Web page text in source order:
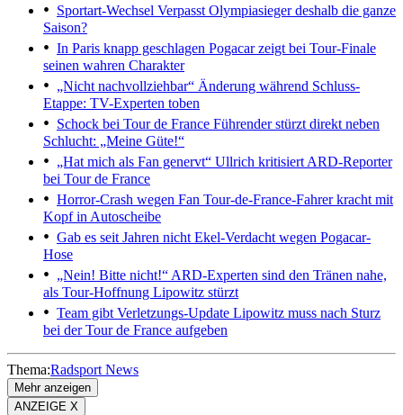
Sportart-Wechsel Verpasst Olympiasieger deshalb die ganze
Saison?
In Paris knapp geschlagen Pogacar zeigt bei Tour-Finale
seinen wahren Charakter
„Nicht nachvollziehbar“ Änderung während Schluss-
Etappe: TV-Experten toben
Schock bei Tour de France Führender stürzt direkt neben
Schlucht: „Meine Güte!“
„Hat mich als Fan genervt“ Ullrich kritisiert ARD-Reporter
bei Tour de France
Horror-Crash wegen Fan Tour-de-France-Fahrer kracht mit
Kopf in Autoscheibe
Gab es seit Jahren nichtEkel-Verdacht wegen Pogacar-
Hose
„Nein! Bitte nicht!“ ARD-Experten sind den Tränen nahe,
als Tour-Hoffnung Lipowitz stürzt
Team gibt Verletzungs-Update Lipowitz muss nach Sturz
bei der Tour de France aufgeben
Thema:Radsport News
Mehr anzeigen
ANZEIGE X